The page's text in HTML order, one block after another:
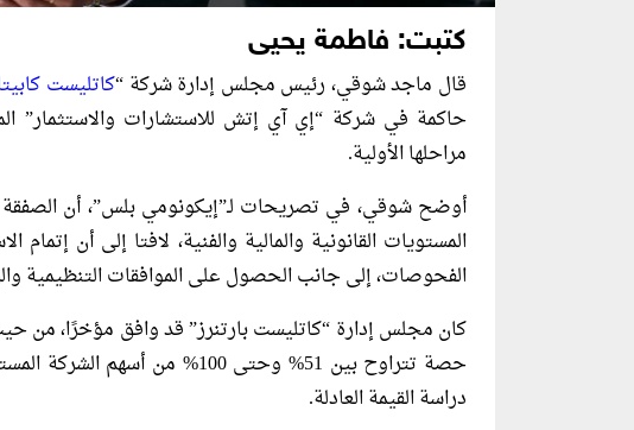
كتبت: فاطمة يحيى
قال ماجد شوقي، رئيس مجلس إدارة شركة “كاتليست
حاكمة في شركة “إي آي إتش للاستشارات والاستثمار”
مراحلها الأولية.
أوضح شوقي، في تصريحات لـ”إيكونومي بلس”، أن الصفقة
المستويات القانونية والمالية والفنية، لافتا إلى أن
الفحوصات، إلى جانب الحصول على الموافقات التنظيمية
كان مجلس إدارة “كاتليست بارتنرز” قد وافق مؤخرًا، من
حصة تتراوح بين 51% وحتى 100%
دراسة القيمة العادلة.